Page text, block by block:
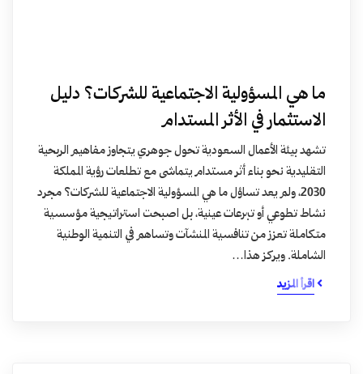
ما هي المسؤولية الاجتماعية للشركات؟ دليل
الاستثمار في الأثر المستدام
تشهد بيئة الأعمال السعودية تحول جوهري يتجاوز مفاهيم الربحية
التقليدية نحو بناء أثر مستدام يتماشى مع تطلعات رؤية المملكة
2030، ولم يعد تساؤل ما هي المسؤولية الاجتماعية للشركات؟ مجرد
نشاط تطوعي أو تبرعات عينية، بل اصبحت استراتيجية مؤسسية
متكاملة تعزز من تنافسية المنشآت وتساهم في التنمية الوطنية
الشاملة. ويركز هذا…
اقرأ المزيد